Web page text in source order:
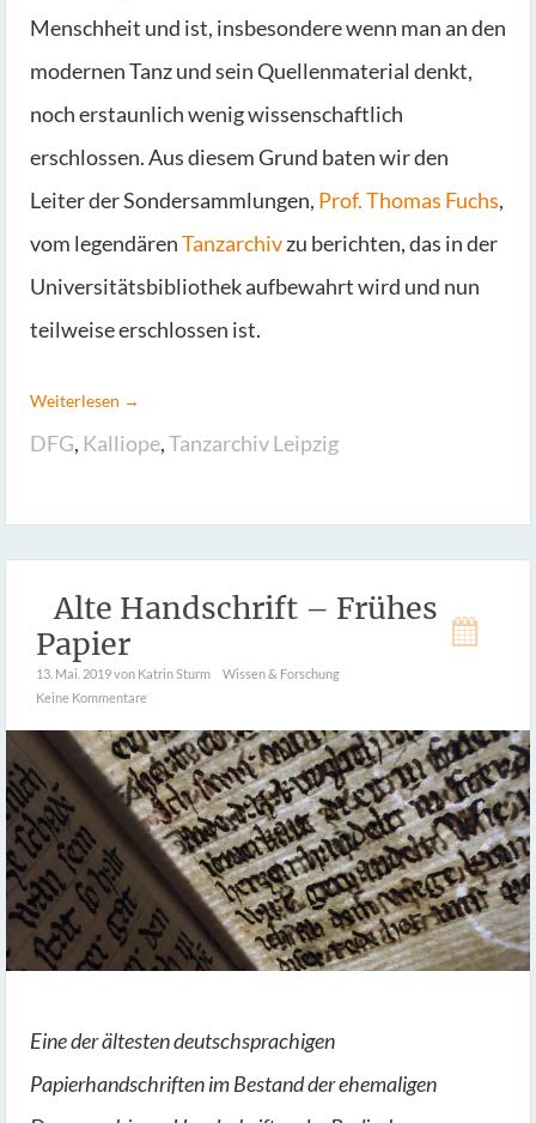
Menschheit und ist, insbesondere wenn man an den
modernen Tanz und sein Quellenmaterial denkt,
noch erstaunlich wenig wissenschaftlich
erschlossen. Aus diesem Grund baten wir den
Leiter der Sondersammlungen, Prof. Thomas Fuchs,
vom legendärenTanzarchivzu berichten, das in der
Universitätsbibliothek aufbewahrt wird und nun
teilweise erschlossen ist.
Weiterlesen →
DFG, Kalliope,Tanzarchiv Leipzig
Alte Handschrift – Frühes
Papier
13. Mai. 2019von Katrin Sturm
Wissen & Forschung
Keine Kommentare
Eine der ältesten deutschsprachigen
Papierhandschriften im Bestand der ehemaligen